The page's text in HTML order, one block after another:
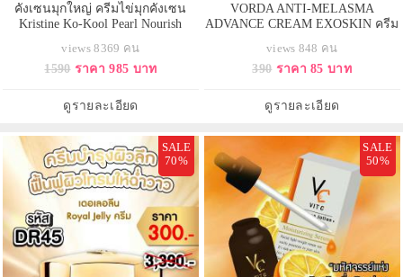
คังเซนมุกใหญ่ ครีมไข่มุกคังเซน
Kristine Ko-Kool Pearl Nourish
เพิร์ล นอริช ครีม 20 กรัม สำหรับทุก
สภาพผิว ล๊อตใหม่ล่าสุด
views 8369 คน
1590 ราคา 985 บาท
ดูรายละเอียด
VORDA ANTI-MELASMA
ADVANCE CREAM EXOSKIN ครีม
views 848 คน
390 ราคา 85 บาท
ดูรายละเอียด
SALE
70%
SALE
50%